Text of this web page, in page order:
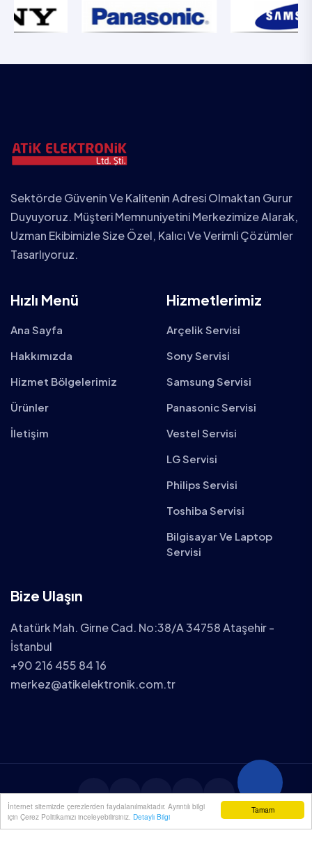
Tamam
İnternet sitemizde çerezlerden faydalanılmaktadır. Ayrıntılı bilgi
için Çerez Politikamızı inceleyebilirsiniz. Detaylı Bilgi
Sektörde Güvenin Ve Kalitenin Adresi Olmaktan Gurur
Duyuyoruz. Müşteri Memnuniyetini Merkezimize Alarak,
Uzman Ekibimizle Size Özel, Kalıcı Ve Verimli Çözümler
Tasarlıyoruz.
Hızlı Menü
Ana Sayfa
Hakkımızda
Hizmet Bölgelerimiz
Ürünler
İletişim
Hizmetlerimiz
Arçelik Servisi
Sony Servisi
Samsung Servisi
Panasonic Servisi
Vestel Servisi
LG Servisi
Philips Servisi
Toshiba Servisi
Bilgisayar Ve Laptop
Servisi
Bize Ulaşın
Atatürk Mah. Girne Cad. No:38/A 34758 Ataşehir -
İstanbul
+90 216 455 84 16
merkez@atikelektronik.com.tr
2025 ATİK ELEKTRONİK TÜM HAKLARI SAKLIDIR.